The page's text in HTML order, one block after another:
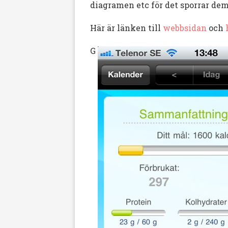
diagramen etc för det sporrar
Här är länken till webbsidan och
G